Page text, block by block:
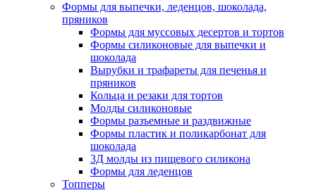
Формы для выпечки, леденцов, шоколада,
пряников
Формы для муссовых десертов и тортов
Формы силиконовые для выпечки и
шоколада
Вырубки и трафареты для печенья и
пряников
Кольца и резаки для тортов
Молды силиконовые
Формы разъемные и раздвижные
Формы пластик и поликарбонат для
шоколада
3Д молды из пищевого силикона
Формы для леденцов
Топперы